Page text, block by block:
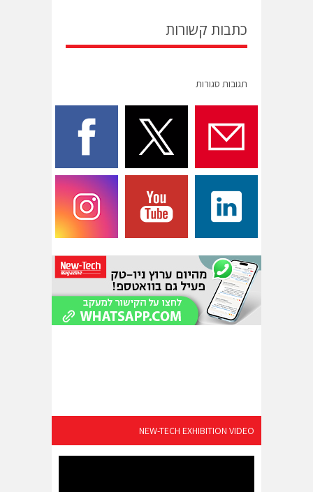
כתבות קשורות
תגובות סגורות
NEW-TECH EXHIBITION VIDEO